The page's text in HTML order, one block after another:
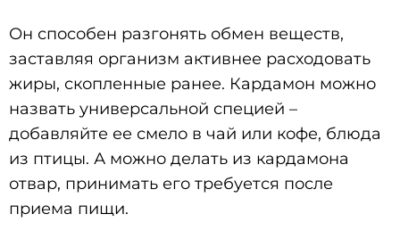
Он способен разгонять обмен веществ,
заставляя организм активнее расходовать
жиры, скопленные ранее. Кардамон можно
назвать универсальной специей –
добавляйте ее смело в чай или кофе, блюда
из птицы. А можно делать из кардамона
отвар, принимать его требуется после
приема пищи.